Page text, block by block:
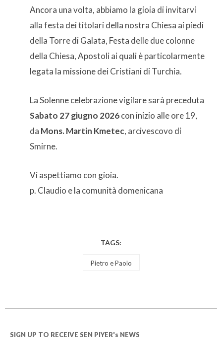
Ancora una volta, abbiamo la gioia di invitarvi
alla festa dei titolari della nostra Chiesa ai piedi
della Torre di Galata, Festa delle due colonne
della Chiesa, Apostoli ai quali è particolarmente
legata la missione dei Cristiani di Turchia.
La Solenne celebrazione vigilare sarà preceduta
Sabato 27 giugno 2026con inizio alle ore 19,
da Mons. Martin Kmetec, arcivescovo di
Smirne.
Vi aspettiamo con gioia.
p. Claudio e la comunità domenicana
TAGS:
Pietro e Paolo
SIGN UP TO RECEIVE SEN PIYER's NEWS